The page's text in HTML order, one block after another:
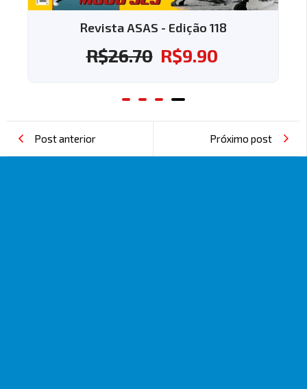
Revista ASAS - Edição 118
R$26.70 R$9.90
Post anterior Próximo post